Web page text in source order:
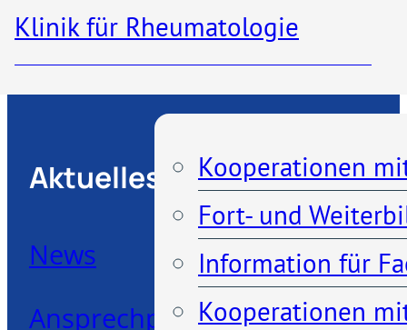
Klinik für Rheumatologie
Kooperationen
Kooperationen
Fort- und
Information für
Kooperationen
Aktuelles
News
Ansprechpartner